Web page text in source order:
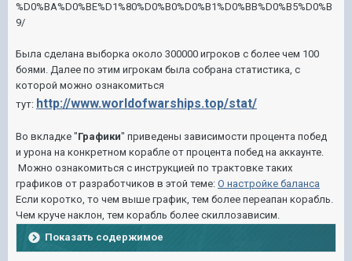
%D0%BA%D0%BE%D1%80%D0%B0%D0%B1%D0%BB%D0%B5%D0%B
9/
Была сделана выборка около 300000 игроков с более чем 100
боями. Далее по этим игрокам была собрана статистика, с
которой можно ознакомиться
тут: http://www.worldofwarships.top/stat/
Во вкладке "Графики" приведены зависимости процента побед
и урона на конкретном корабле от процента побед на аккаунте.
Можно ознакомиться с инструкцией по трактовке таких
графиков от разработчиков в этой теме: О настройке баланса
Если коротко, то чем выше график, тем более переапан корабль.
Чем круче наклон, тем корабль более скиллозависим.
Показать содержимое